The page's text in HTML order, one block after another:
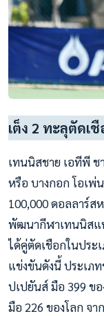
เต็ง 2 ทะลุตัดเ
เทนนิสชาย เอทีพี ช
หรือ บางกอก โอเพ่
100,000 ดอลลาร์ส
พัฒนากีฬาเทนนิสแห่
ได้คู่ตัดเชือกในประ
แข่งขันดังนี้ ประเภ
ปเปยันส์ มือ 399 ขอ
มือ 226 ของโลก จา